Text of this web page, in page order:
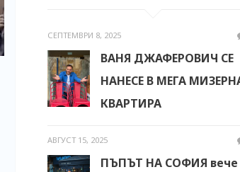
СЕПТЕМВРИ 8, 2025
ВАНЯ ДЖАФЕРОВИЧ СЕ
НАНЕСЕ В МЕГА
КВАРТИРА
АВГУСТ 15, 2025
ПЪПЪТ НА СОФИЯ вече